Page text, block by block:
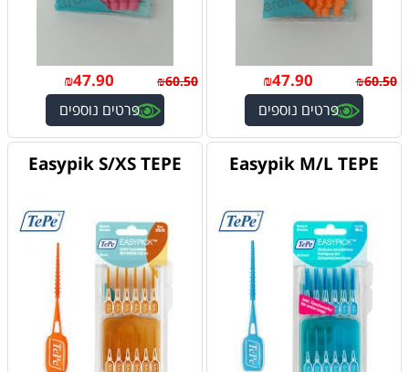
₪60.50
₪47.90
פרטים נוספים
₪60.50
₪47.90
פרטים נוספים
Easypik M/L TEPE
Easypik S/XS TEPE